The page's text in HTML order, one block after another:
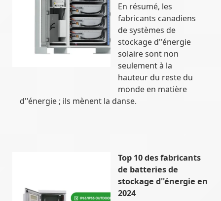
En résumé, les
fabricants canadiens
de systèmes de
stockage d''énergie
solaire sont non
seulement à la
hauteur du reste du
monde en matière
d''énergie ; ils mènent la danse.
Top 10 des fabricants
de batteries de
stockage d''énergie en
2024